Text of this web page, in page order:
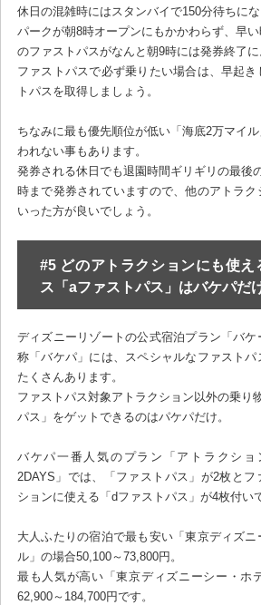
休日の混雑時にはスタンバイで150分待ちにな
パークが朝8時オープンにもかかわらず、早
のファストパスがなんと朝9時には発券終了に
ファストパスで必ず乗りたい場合は、早起
トパスを取得しましょう。
ちなみに最も優先順位が低い「海底2万マイ
われない事もあります。
発券される休日でも退園時間ギリギリの最後
時まで発券されていますので、他のアトラ
いった方が良いでしょう。
#5 どのアトラクションにも使え
ス「aファストパス」はバケパだ
ディズニーリゾートの公式宿泊プラン「バ
称「バケパ」には、スペシャルなファスト
たくさんあります。
ファストパス対象アトラクション以外の乗り
パス」をゲットできるのはパケパだけ。
バケパ一番人気のプラン「アトラクショ
2DAYS」では、「ファストパス」が2枚とフ
ションに使える「dファストパス」が4枚付い
大人ふたりの宿泊で最も安い「東京ディズ
ル」の場合50,100～73,800円。
最も人気が高い「東京ディズニーシー・ホ
62,900～184,700円です。